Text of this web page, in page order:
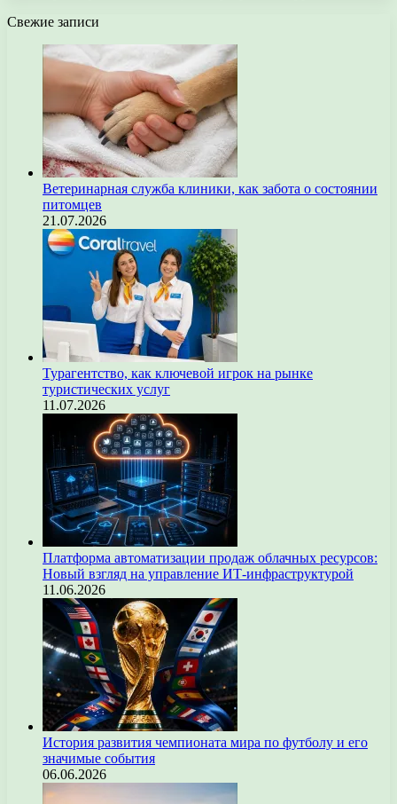
Свежие записи
Ветеринарная служба клиники, как забота о состоянии
питомцев
21.07.2026
Турагентство, как ключевой игрок на рынке
туристических услуг
11.07.2026
Платформа автоматизации продаж облачных ресурсов:
Новый взгляд на управление ИТ-инфраструктурой
11.06.2026
История развития чемпионата мира по футболу и его
значимые события
06.06.2026